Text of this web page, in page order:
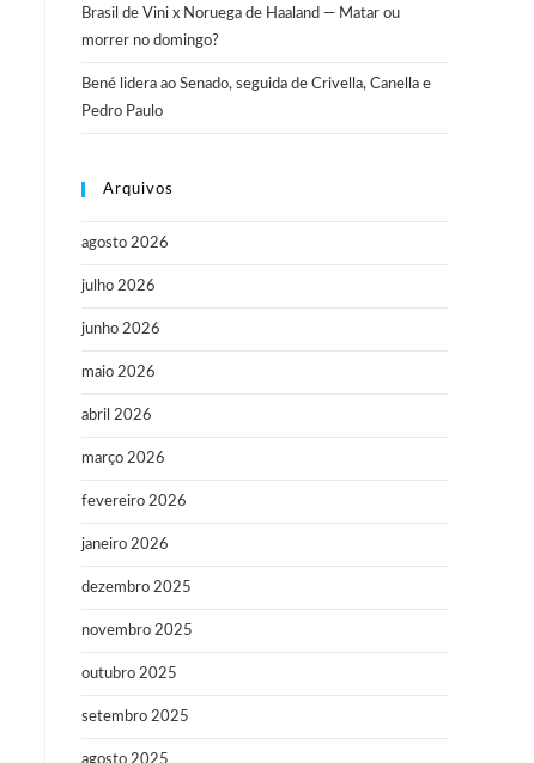
Brasil de Vini x Noruega de Haaland — Matar ou
morrer no domingo?
Bené lidera ao Senado, seguida de Crivella, Canella e
Pedro Paulo
Arquivos
agosto 2026
julho 2026
junho 2026
maio 2026
abril 2026
março 2026
fevereiro 2026
janeiro 2026
dezembro 2025
novembro 2025
outubro 2025
setembro 2025